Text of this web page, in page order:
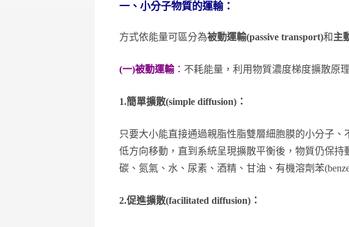
一、 小分子物質的運輸：
方式依能量可區分為被動運輸(passive transport)和主
(一)被動運輸： 不耗能量，利用物質濃度梯度擴散原
1.簡單擴散(simple diffusion)：
只要大小能直接通過親脂性脂雙層細胞膜的小分子
低方向移動，直到系統呈現擴散平衡後，物質仍保
碳、氮氣、水、尿素、酒精、甘油、有機溶劑苯
2.促進擴散(facilitated diffusion)：